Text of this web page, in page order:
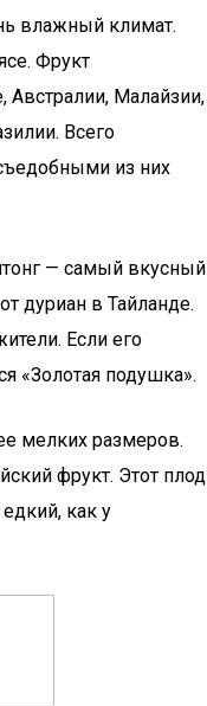
влажный климат.
Фрукт
Малайзии,
Всего
из них
— самый вкусный
дуриан в Тайланде.
Если его
«Золотая подушка».
мелких размеров.
фрукт. Этот плод
как у